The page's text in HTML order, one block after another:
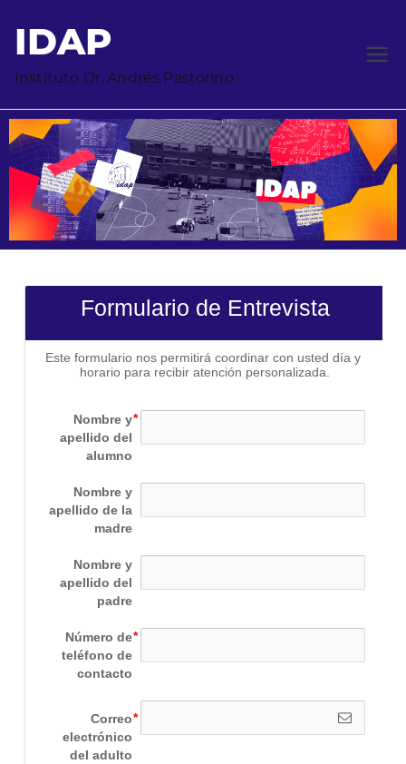
IDAP
Instituto Dr. Andrés Pastorino
Formulario de Entrevista
Este formulario nos permitirá coordinar con usted día y
horario para recibir atención personalizada.
Nombre y
apellido del
alumno
Nombre y
apellido de la
madre
Nombre y
apellido del
padre
Número de
teléfono de
contacto
Correo
electrónico
del adulto